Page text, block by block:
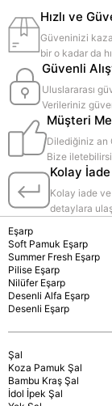
Hızlı ve
Güveninizi
bir o kadar da
Güvenli
Uluslararası
Verileriniz
Müşteri
Dilediğiniz an
Bize
Kolay İade
Kolay iade
detaylara
Eşarp
Soft Pamuk Eşarp
Summer Fresh Eşarp
Pilise Eşarp
Nilüfer Eşarp
Desenli Alfa Eşarp
Desenli Eşarp
Şal
Koza Pamuk Şal
Bambu Kraş Şal
İdol İpek Şal